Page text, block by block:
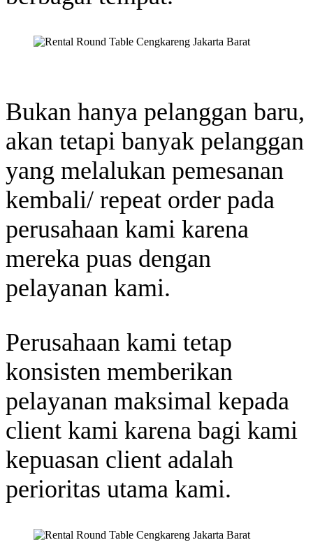
Bukan hanya pelanggan baru,
akan tetapi banyak pelanggan
yang melalukan pemesanan
kembali/ repeat order pada
perusahaan kami karena
mereka puas dengan
pelayanan kami.
Perusahaan kami tetap
konsisten memberikan
pelayanan maksimal kepada
client kami karena bagi kami
kepuasan client adalah
perioritas utama kami.